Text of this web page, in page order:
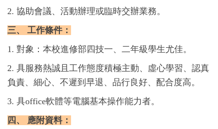
2. 協助會議、活動辦理或臨時交辦業務。
三、 工作條件：
1. 對象：本校進修部四技一、二年級學生尤佳。
2. 具服務熱誠且工作態度積極主動、虛心學習、認真
負責、細心、不遲到早退、品行良好、配合度高。
3. 具office軟體等電腦基本操作能力者。
四、 應附資料：